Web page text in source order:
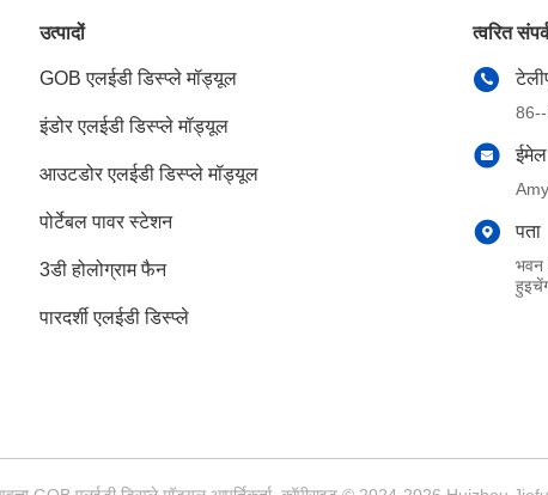
उत्पादों
GOB एलईडी डिस्प्ले मॉड्यूल
इंडोर एलईडी डिस्प्ले मॉड्यूल
आउटडोर एलईडी डिस्प्ले मॉड्यूल
पोर्टेबल पावर स्टेशन
3डी होलोग्राम फैन
पारदर्शी एलईडी डिस्प्ले
त्वरित
ईमेल
पता
भवन